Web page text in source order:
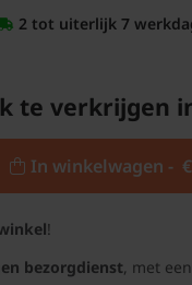
2 tot uiterlijk 7
te verkrijgen
In winkelwagen -
!
bezorgdienst, met een